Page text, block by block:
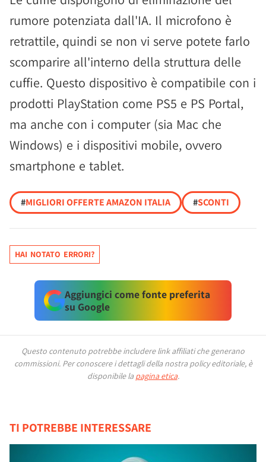
rumore potenziata dall'IA. Il microfono è
retrattile, quindi se non vi serve potete farlo
scomparire all'interno della struttura delle
cuffie. Questo dispositivo è compatibile con i
prodotti PlayStation come PS5 e PS Portal,
ma anche con i computer (sia Mac che
Windows) e i dispositivi mobile, ovvero
smartphone e tablet.
#MIGLIORI OFFERTE AMAZON ITALIA #SCONTI
HAI NOTATO ERRORI?
Aggiungici come fonte preferita
su Google
Questo contenuto potrebbe includere link affiliati che generano
commissioni. Per conoscere i dettagli della nostra policy editoriale, è
disponibile la pagina etica.
TI POTREBBE INTERESSARE